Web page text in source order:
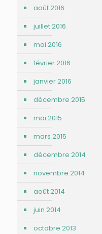
août 2016
juillet 2016
mai 2016
février 2016
janvier 2016
décembre 2015
mai 2015
mars 2015
décembre 2014
novembre 2014
août 2014
juin 2014
octobre 2013